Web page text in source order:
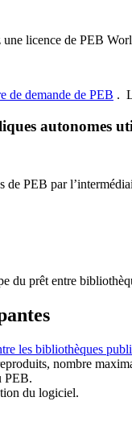
licence de PEB
de demande de PEB .
autonomes
PEB par
du prêt entre
les bibliothèques
nombre
PEB.
du logiciel.